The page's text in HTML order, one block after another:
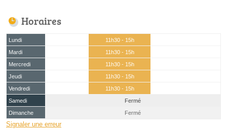
Horaires
Lundi
11h30 - 15h
Mardi
11h30 - 15h
Mercredi
11h30 - 15h
Jeudi
11h30 - 15h
Vendredi
11h30 - 15h
Samedi
Fermé
Dimanche
Fermé
Signaler une erreur